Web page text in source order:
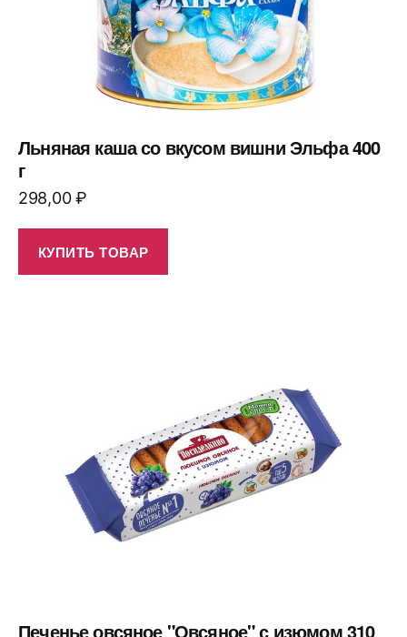
Льняная каша со вкусом вишни Эльфа 400
г
298,00₽
КУПИТЬ ТОВАР
Печенье овсяное "Овсяное" с изюмом 310